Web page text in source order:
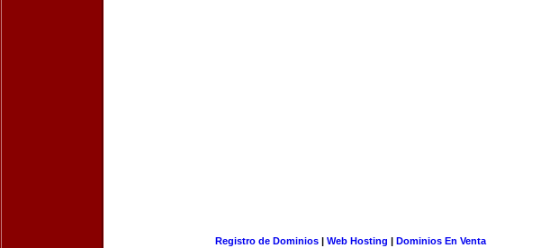
Registro de Dominios| Web Hosting | Dominios En Venta